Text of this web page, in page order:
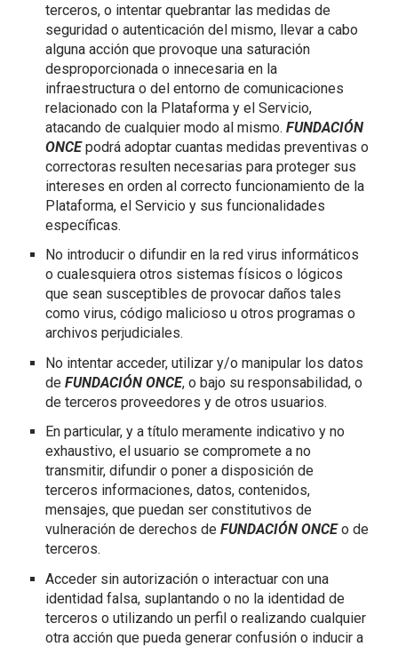
terceros, o intentar quebrantar las medidas de
seguridad o autenticación del mismo, llevar a cabo
alguna acción que provoque una saturación
desproporcionada o innecesaria en la
infraestructura o del entorno de comunicaciones
relacionado con la Plataforma y el Servicio,
atacando de cualquier modo al mismo.FUNDACIÓN
ONCEpodrá adoptar cuantas medidas preventivas o
correctoras resulten necesarias para proteger sus
intereses en orden al correcto funcionamiento de la
Plataforma, el Servicio y sus funcionalidades
específicas.
No introducir o difundir en la red virus informáticos
o cualesquiera otros sistemas físicos o lógicos
que sean susceptibles de provocar daños tales
como virus, código malicioso u otros programas o
archivos perjudiciales.
No intentar acceder, utilizar y/o manipular los datos
deFUNDACIÓN ONCE, o bajo su responsabilidad, o
de terceros proveedores y de otros usuarios.
En particular, y a título meramente indicativo y no
exhaustivo, el usuario se compromete a no
transmitir, difundir o poner a disposición de
terceros informaciones, datos, contenidos,
mensajes, que puedan ser constitutivos de
vulneración de derechos deFUNDACIÓN ONCEo de
terceros.
Acceder sin autorización o interactuar con una
identidad falsa, suplantando o no la identidad de
terceros o utilizando un perfil o realizando cualquier
otra acción que pueda generar confusión o inducir a